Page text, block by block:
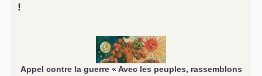
–!
Appel contre la guerre « Avec les peuples, rassemblons